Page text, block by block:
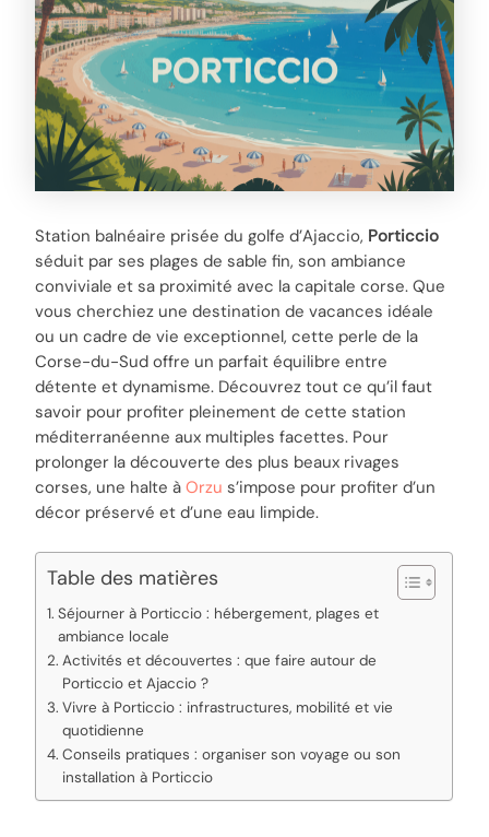
Station balnéaire prisée du golfe d’Ajaccio, Porticcio
séduit par ses plages de sable fin, son ambiance
conviviale et sa proximité avec la capitale corse. Que
vous cherchiez une destination de vacances idéale
ou un cadre de vie exceptionnel, cette perle de la
Corse-du-Sud offre un parfait équilibre entre
détente et dynamisme. Découvrez tout ce qu’il faut
savoir pour profiter pleinement de cette station
méditerranéenne aux multiples facettes. Pour
prolonger la découverte des plus beaux rivages
corses, une halte àOrzu s’impose pour profiter d’un
décor préservé et d’une eau limpide.
Table des matières
Séjourner à Porticcio : hébergement, plages et
ambiance locale
Activités et découvertes : que faire autour de
Porticcio et Ajaccio ?
Vivre à Porticcio : infrastructures, mobilité et vie
quotidienne
Conseils pratiques : organiser son voyage ou son
installation à Porticcio